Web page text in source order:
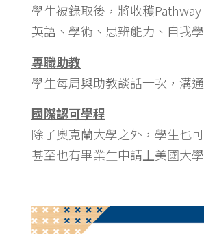
學生被錄取後，將收穫
英語、學術、思辨能力、自我
專職助教
學生每周與助教談話一次，溝
國際認可學程
除了奧克蘭大學之外，學生也
甚至也有畢業生申請上美國大